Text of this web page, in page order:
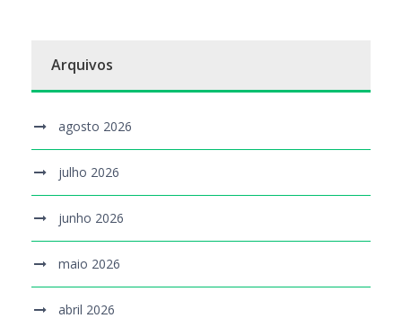
Arquivos
agosto 2026
julho 2026
junho 2026
maio 2026
abril 2026